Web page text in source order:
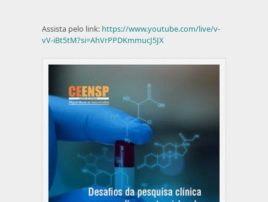
Assista pelo link: https://www.youtube.com/live/v-
vV-iBt5tM?si=AhVrPPDKmmucJ5JX